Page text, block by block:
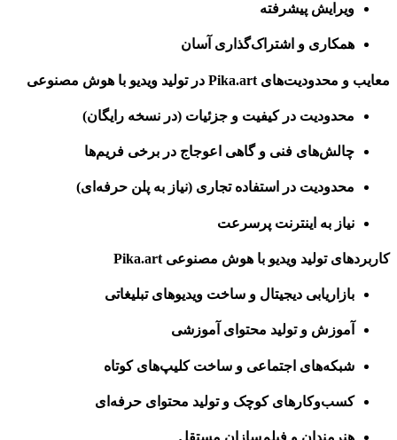
ویرایش پیشرفته
همکاری و اشتراک‌گذاری آسان
معایب و محدودیت‌های Pika.art در تولید ویدیو با هوش مصنوعی
محدودیت در کیفیت و جزئیات (در نسخه رایگان)
چالش‌های فنی و گاهی اعوجاج در برخی فریم‌ها
محدودیت در استفاده تجاری (نیاز به پلن حرفه‌ای)
نیاز به اینترنت پرسرعت
کاربردهای تولید ویدیو با هوش مصنوعی Pika.art
بازاریابی دیجیتال و ساخت ویدیوهای تبلیغاتی
آموزش و تولید محتوای آموزشی
شبکه‌های اجتماعی و ساخت کلیپ‌های کوتاه
کسب‌وکارهای کوچک و تولید محتوای حرفه‌ای